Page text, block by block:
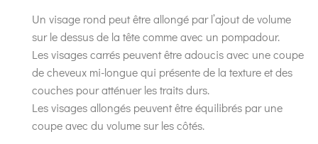
Un visage rond peut être allongé par l’ajout de volume
sur le dessus de la tête comme avec un pompadour.
Les visages carrés peuvent être adoucis avec une coupe
de cheveux mi-longue qui présente de la texture et des
couches pour atténuer les traits durs.
Les visages allongés peuvent être équilibrés par une
coupe avec du volume sur les côtés.